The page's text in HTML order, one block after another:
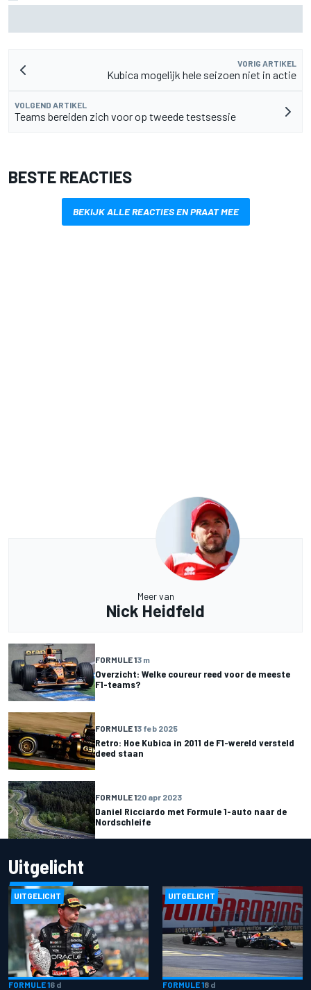
VORIG ARTIKEL
Kubica mogelijk hele seizoen niet in actie
VOLGEND ARTIKEL
Teams bereiden zich voor op tweede testsessie
BESTE REACTIES
BEKIJK ALLE REACTIES EN PRAAT MEE
Meer van
Nick Heidfeld
FORMULE 13 m
Overzicht: Welke coureur reed voor de meeste
F1-teams?
FORMULE 13 feb 2025
Retro: Hoe Kubica in 2011 de F1-wereld versteld
deed staan
FORMULE 120 apr 2023
Daniel Ricciardo met Formule 1-auto naar de
Nordschleife
Uitgelicht
UITGELICHT
FORMULE 16 d
UITGELICHT
FORMULE 18 d